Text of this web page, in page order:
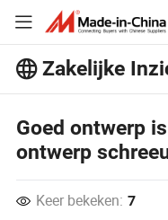
Zakelijke
Meer bekijken
Goed ontwerp
ontwerp
Keer bekeken: 7